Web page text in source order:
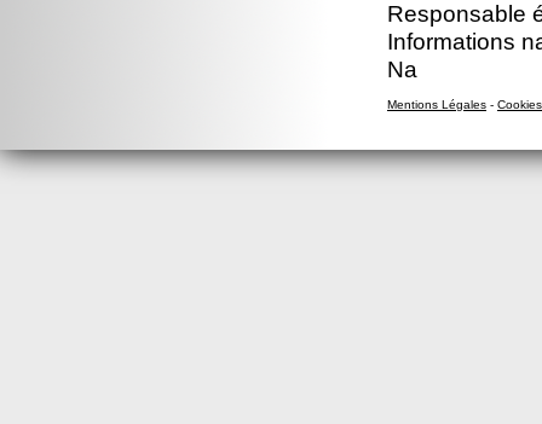
Responsable
Informations
Na
Mentions Légales - Cookies